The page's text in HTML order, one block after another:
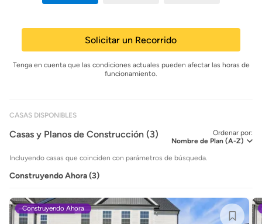
Solicitar un Recorrido
Tenga en cuenta que las condiciones actuales pueden afectar las horas de
funcionamiento.
CASAS DISPONIBLES
Ordenar por:
Casas y Planos de Construcción (3)
Incluyendo casas que coinciden con parámetros de búsqueda.
Construyendo Ahora (3)
Construyendo Ahora